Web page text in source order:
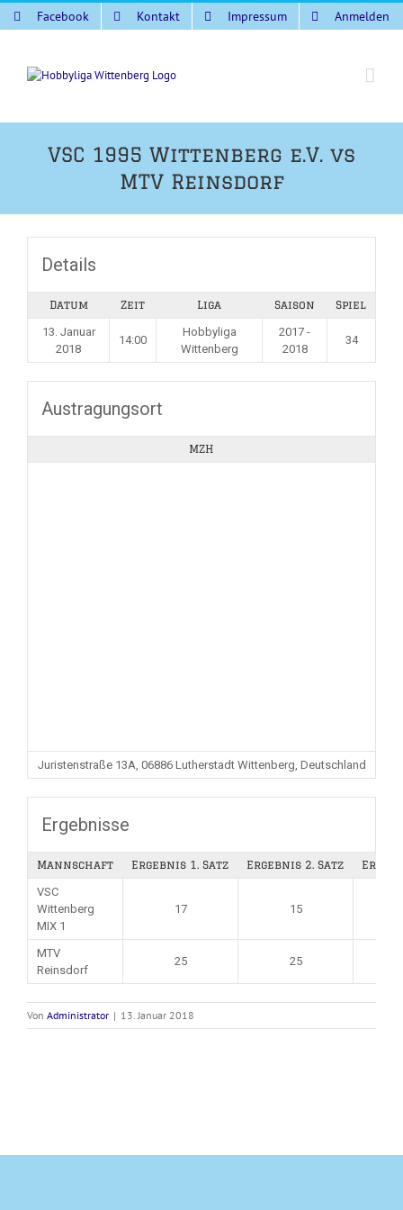
Zum
Inhalt
Facebook Kontakt Impressum Anmelden
VSC 1995 Wittenberg e.V. vs
MTV Reinsdorf
Details
Datum Zeit Liga Saison Spiel
13. Januar
2018
14:00
Hobbyliga
Wittenberg
2017 -
2018
34
Austragungsort
MZH
Juristenstraße 13A, 06886 Lutherstadt Wittenberg, Deutschland
Ergebnisse
Mannschaft Ergebnis 1. Satz Ergebnis 2. Satz
VSC
Wittenberg
MIX 1
17 15
MTV
Reinsdorf
25 25
Von Administrator | 13. Januar 2018